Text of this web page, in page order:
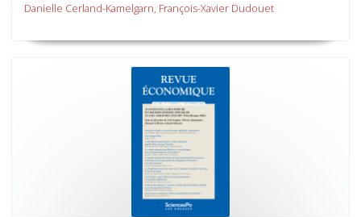
Danielle Cerland-Kamelgarn, François-Xavier Dudouet